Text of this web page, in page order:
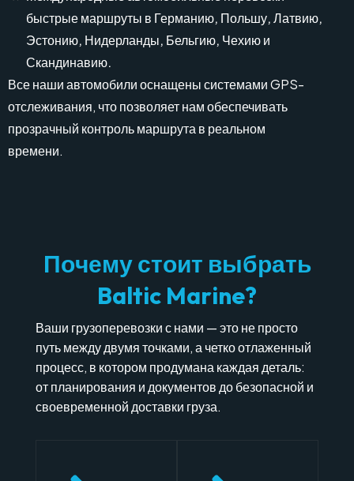
быстрые маршруты в Германию, Польшу, Латвию,
Эстонию, Нидерланды, Бельгию, Чехию и
Скандинавию.
Все наши автомобили оснащены системами GPS-
отслеживания, что позволяет нам обеспечивать
прозрачный контроль маршрута в реальном
времени.
Почемустоит выбрать
Baltic Marine?
Ваши грузоперевозки с нами — это не просто
путь между двумя точками, а четко отлаженный
процесс, в котором продумана каждая деталь:
от планирования и документов до безопасной и
своевременной доставки груза.